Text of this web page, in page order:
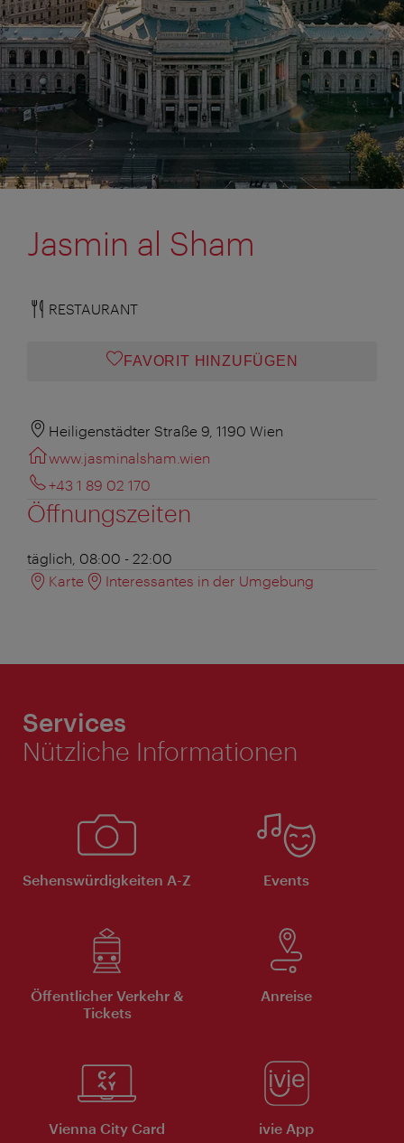
Jasmin al Sham
RESTAURANT
FAVORIT HINZUFÜGEN
Heiligenstädter Straße 9, 1190 Wien
www.jasminalsham.wien
+43 1 89 02 170
Öffnungszeiten
täglich, 08:00 - 22:00
Karte
Interessantes in der Umgebung
Services
Nützliche Informationen
Sehenswürdigkeiten A-Z Events
Öffentlicher Verkehr &
Tickets
Anreise
Vienna City Card ivie App